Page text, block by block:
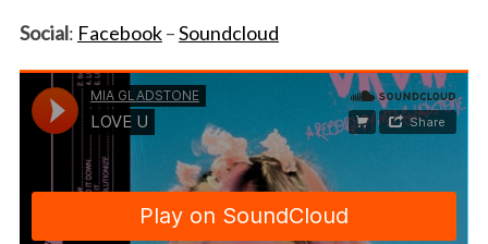
Social: Facebook–Soundcloud